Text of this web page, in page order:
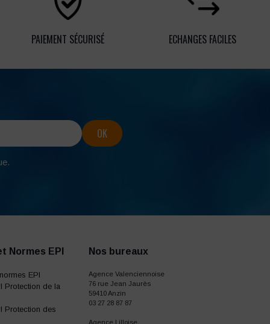
PAIEMENT SÉCURISÉ ECHANGES FACILES
Normes EPI
EPI
Protection de la
Protection des
Nos bureaux
Agence Valenciennoise
76 rue Jean Jaurès
59410 Anzin
03 27 28 87 87
Agence Lilloise